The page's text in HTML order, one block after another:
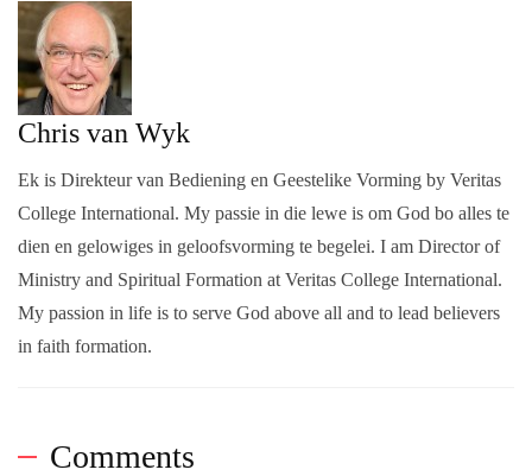
Chris van Wyk
Ek is Direkteur van Bediening en Geestelike Vorming by Veritas
College International. My passie in die lewe is om God bo alles te
dien en gelowiges in geloofsvorming te begelei. I am Director of
Ministry and Spiritual Formation at Veritas College International.
My passion in life is to serve God above all and to lead believers
in faith formation.
Comments